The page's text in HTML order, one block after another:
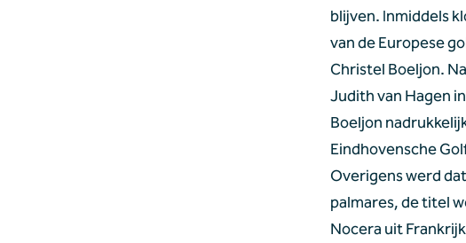
blijven. Inmiddels
van de Europese
Christel Boeljon.
Judith van Hagen
Boeljon
Eindhovensche
Overigens werd
palmares, de titel
Nocera uit